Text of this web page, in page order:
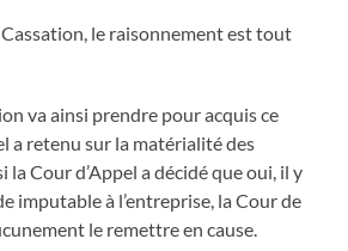
le raisonnement est tout
va ainsi prendre pour acquis ce
a retenu sur la matérialité des
la Cour d’Appel a décidé que oui, il y
imputable à l’entreprise, la Cour de
le remettre en cause.